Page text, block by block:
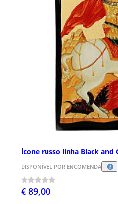
Ícone russo linha Black and
DISPONÍVEL POR ENCOMENDA
€ 89,00